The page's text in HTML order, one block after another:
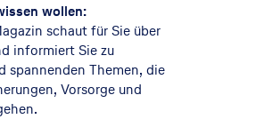
wollen:
schaut für Sie über
informiert Sie zu
spannenden Themen, die
Vorsorge und